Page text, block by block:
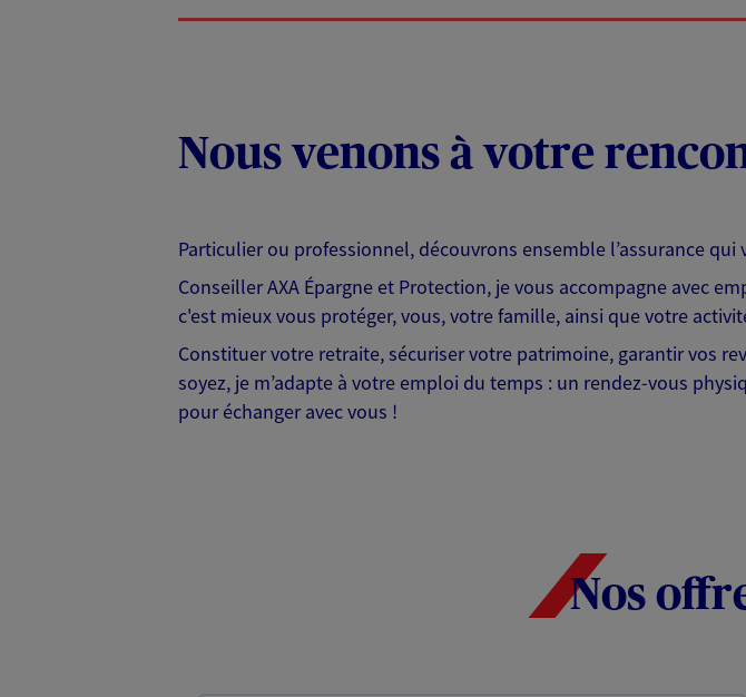
Nous venons à votre
Particulier ou professionnel, découvrons ensemble l’assurance qui
Conseiller AXA Épargne et Protection, je vous accompagne avec
c'est mieux vous protéger, vous, votre famille, ainsi que votre
Constituer votre retraite, sécuriser votre patrimoine, garantir vos
soyez, je m’adapte à votre emploi du temps : un rendez-vous
pour échanger avec vous !
Nos